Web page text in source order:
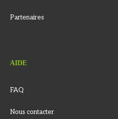
Partenaires
AIDE
FAQ
Nous contacter